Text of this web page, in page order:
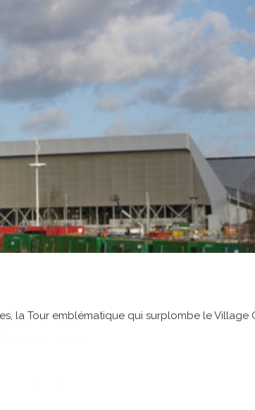
la Tour emblématique qui surplombe le Village